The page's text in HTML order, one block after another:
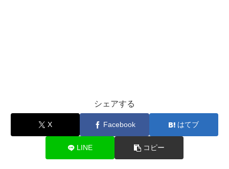
シェアする
X Facebook はてブ
LINE コピー